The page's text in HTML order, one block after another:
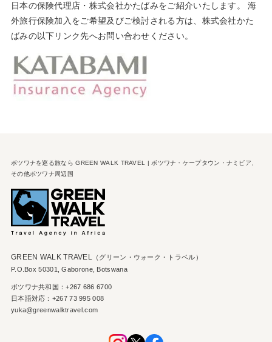
日本の保険代理店・株式会社かたばみをご紹介いたします。 海
外旅行保険加入をご希望及びご検討される方は、株式会社かた
ばみの以下リンク先へお問い合わせください。
ボツワナを巡る旅なら GREEN WALK TRAVEL | ボツワナ・ケープタウン・ナミビア、
その他ボツワナ周辺国
GREEN WALK TRAVEL （グリーン・ウォーク・トラベル）
P.O.Box 50301, Gaborone, Botswana
ボツワナ共和国：+267 686 6700
日本語対応：+267 73 995 008
yuka@greenwalktravel.com